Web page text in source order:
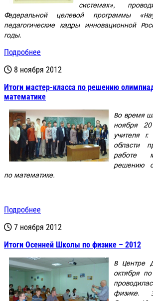
системах»,
Федеральной целевой программы
педагогические кадры инновационной
годы.
Подробнее
8 ноября 2012
Итоги мастер-класса по решению
математике
Во время
ноября
учителя
области
работе
решению
по математике.
Подробнее
7 ноября 2012
Итоги Осенней Школы по физике – 2012
В Центре
октября
физике.